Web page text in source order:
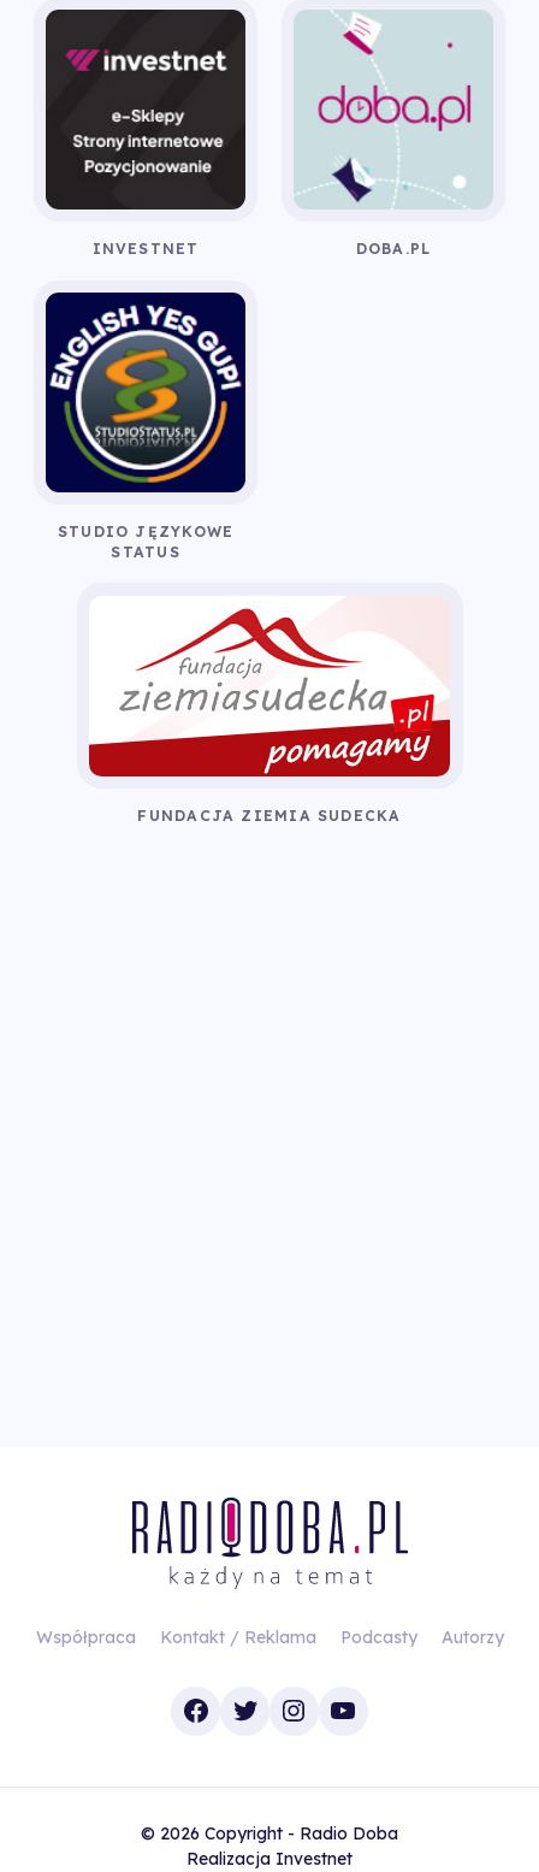
INVESTNET DOBA.PL
STUDIO JĘZYKOWE
STATUS
FUNDACJA ZIEMIA SUDECKA
Współpraca Kontakt / Reklama Podcasty Autorzy
Facebook
TwitterInstagram
YouTube
© 2026 Copyright - Radio Doba
Realizacja Investnet